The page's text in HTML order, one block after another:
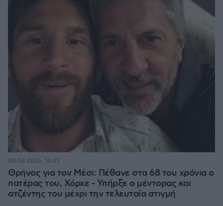
Θρήνος για τον Μέσι: Πέθανε στα 68 του χρόνια ο
πατέρας του, Χόρχε - Υπήρξε ο μέντορας και
ατζέντης του μέχρι την τελευταία στιγμή
08.08.2026, 16:05